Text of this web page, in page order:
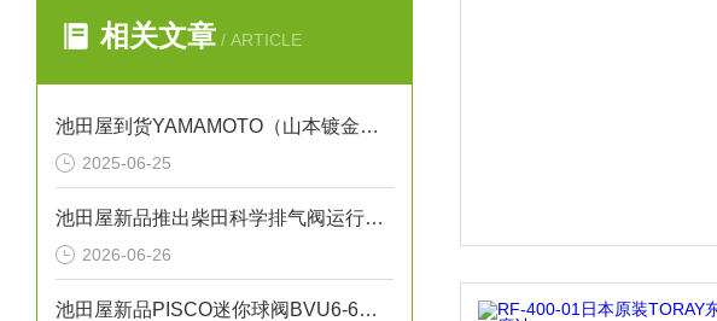
相关文章 / ARTICLE
池田屋到货YAMAMOTO（山本镀金）B-72WJ
2025-06-25
池田屋新品推出柴田科学排气阀运行气密性测试装置 EXV-01 参数介绍
2026-06-26
池田屋新品PISCO迷你球阀BVU6-6正式发布